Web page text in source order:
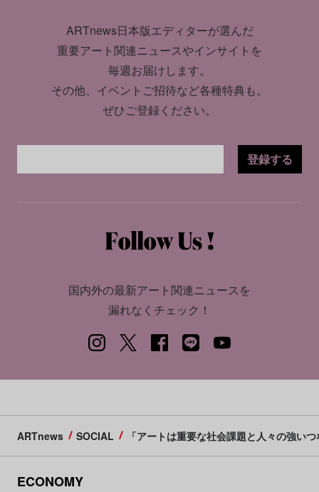
ARTnews日本版エディターが選んだ
重要アート関連ニュースやインサイトを
毎週お届けします。
その他、イベントご招待など各種特典も。
ぜひご登録ください。
登録する
国内外の最新アート関連ニュースを
漏れなくチェック！
ARTnews SOCIAL 「アートは重要な社会課題と人々の強い
ECONOMY